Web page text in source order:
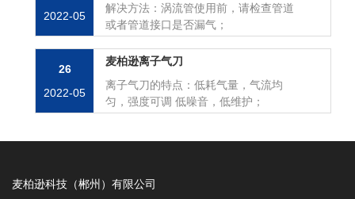
2022-05
解决方法：涡流管使用前，请检查管道
或者管道接口是否漏气；
26
2022-05
麦柏逊离子气刀
离子气刀的特点：低耗气量，气流均
匀，强度可调 低噪音，低维护；
麦柏逊科技（郴州）有限公司